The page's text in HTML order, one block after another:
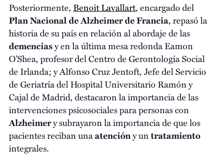
Posteriormente,Benoit Lavallart, encargado del
Plan Nacional de Alzheimer de Francia, repasó la
historia de su país en relación al abordaje de las
demenciasy en la última mesa redonda Eamon
O’Shea, profesor del Centro de Gerontología Social
de Irlanda; y Alfonso Cruz Jentoft, Jefe del Servicio
de Geriatría del Hospital Universitario Ramón y
Cajal de Madrid, destacaron la importancia de las
intervenciones psicosociales para personas con
Alzheimery subrayaron la importancia de que los
pacientes reciban unaatencióny untratamiento
integrales.